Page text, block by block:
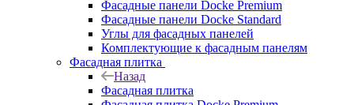
Фасадные панели Docke Premium
Фасадные панели Docke Standard
Углы для фасадных панелей
Комплектующие к фасадным панелям
Фасадная плитка
Назад
Фасадная плитка